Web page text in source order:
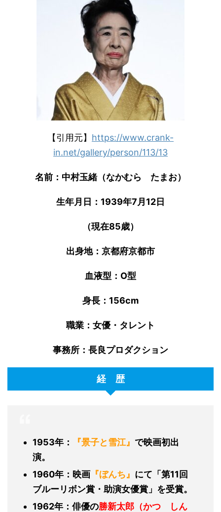
【引用元】 https://www.crank-
in.net/gallery/person/113/13
名前：中村玉緒（なかむら たまお）
生年月日：1939年7月12日
（現在85歳）
出身地：京都府京都市
血液型：O型
身長：156cm
職業：女優・タレント
事務所：長良プロダクション
経 歴
1953年： 『景子と雪江』 で映画初出
演。
1960年：映画 『ぼんち』 にて「第11回
ブルーリボン賞・助演女優賞」を受賞。
1962年：俳優の勝新太郎（かつ しん